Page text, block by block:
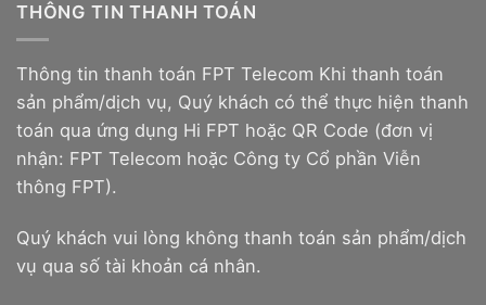
THÔNG TIN THANH TOÁN
Thông tin thanh toán FPT Telecom Khi thanh toán
sản phẩm/dịch vụ, Quý khách có thể thực hiện thanh
toán qua ứng dụng Hi FPT hoặc QR Code (đơn vị
nhận: FPT Telecom hoặc Công ty Cổ phần Viễn
thông FPT).
Quý khách vui lòng không thanh toán sản phẩm/dịch
vụ qua số tài khoản cá nhân.